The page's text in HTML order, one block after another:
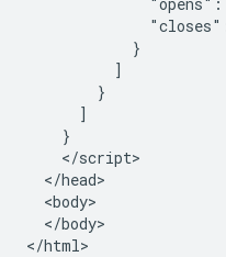
            }
          ]
        }
      ]
    }
    </script>
  </head>
  <body>
  </body>
</html>